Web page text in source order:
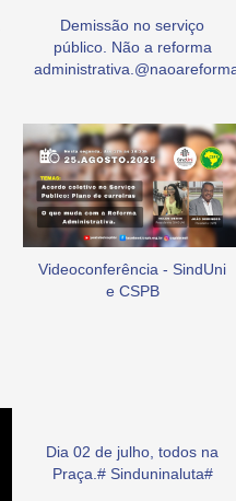
Demissão no serviço
público. Não a reforma
Videoconferência - SindUni
e CSPB
Dia 02 de julho, todos na
Praça.# Sinduninaluta#